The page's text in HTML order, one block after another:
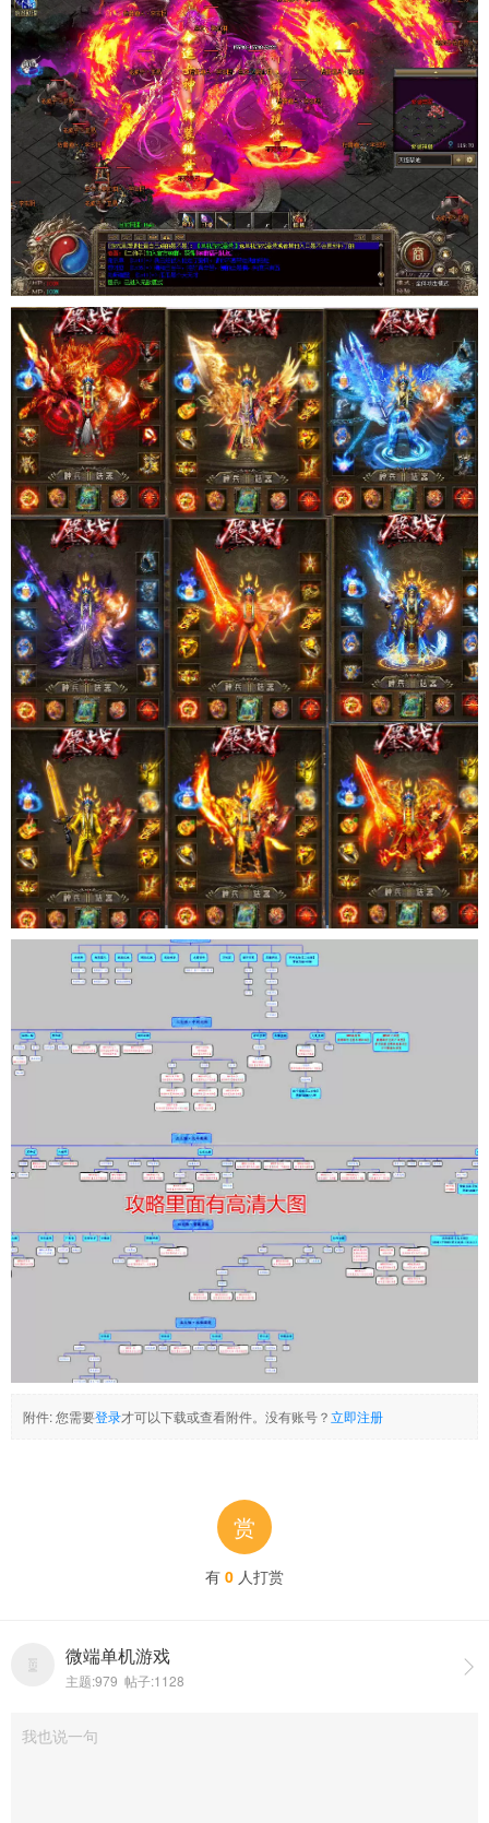
附件:您需要登录才可以下载或查看附件。没有账号？立即注册
赏
有 0 人打赏

微端单机游戏
主题:979 帖子:1128